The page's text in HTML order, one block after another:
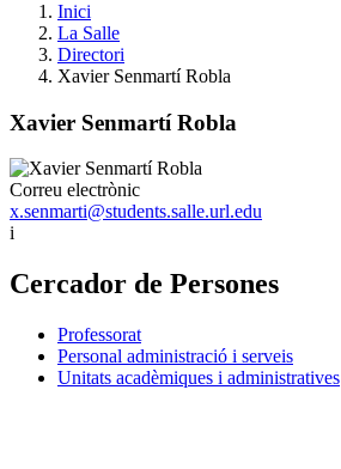
Inici
La Salle
Directori
Xavier Senmartí Robla
Xavier Senmartí Robla
Correu electrònic
x.senmarti@students.salle.url.edu
i
Cercador de Persones
Professorat
Personal administració i serveis
Unitats acadèmiques i administratives